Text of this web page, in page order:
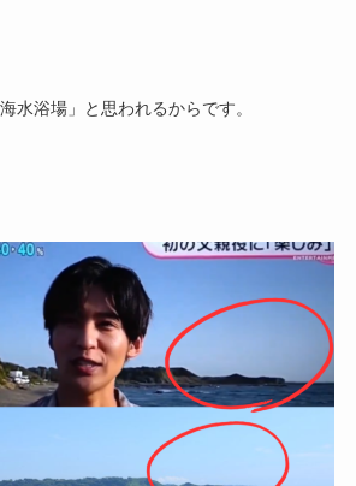
水浴場」と思われるからです。